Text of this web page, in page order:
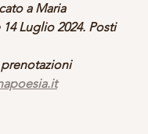
a Maria
Luglio 2024. Posti